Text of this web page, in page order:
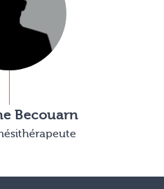
Becouarn